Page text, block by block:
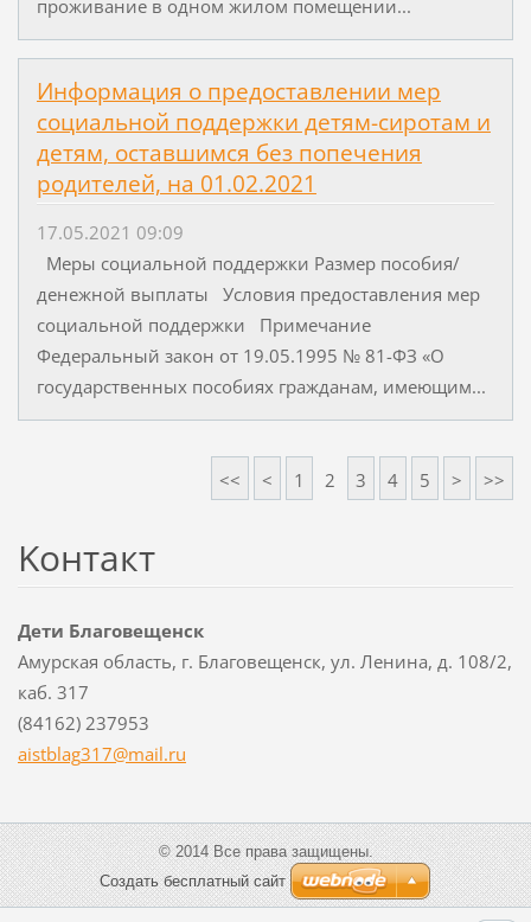
проживание в одном жилом помещении...
Информация о предоставлении мер
социальной поддержки детям-сиротам и
детям, оставшимся без попечения
родителей, на 01.02.2021
17.05.2021 09:09
Меры социальной поддержки Размер пособия/
денежной выплаты Условия предоставления мер
социальной поддержки Примечание
Федеральный закон от 19.05.1995 № 81-ФЗ «О
государственных пособиях гражданам, имеющим...
<< < 1 2 3 4 5 > >>
Koнтакт
Дети Благовещенск
Амурская область, г. Благовещенск, ул. Ленина, д. 108/2,
каб. 317
(84162) 237953
aistblag317@mail.ru
© 2014 Все права защищены.
Создать бесплатный сайт